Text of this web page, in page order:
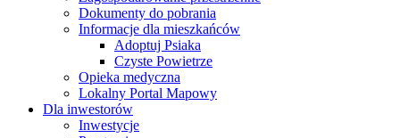
Dokumenty do pobrania
Informacje dla mieszkańców
Adoptuj Psiaka
Czyste Powietrze
Opieka medyczna
Lokalny Portal Mapowy
Dla inwestorów
Inwestycje